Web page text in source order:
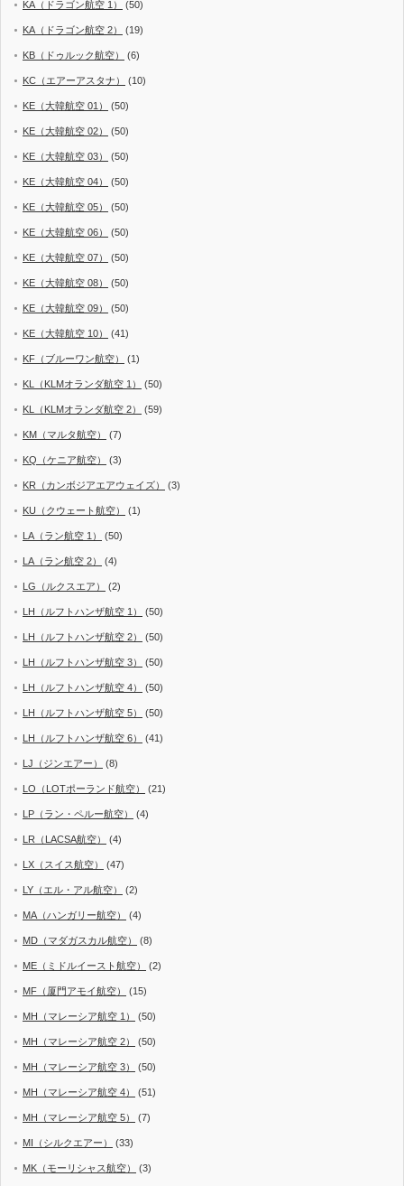
KA（ドラゴン航空 1） (50)
KA（ドラゴン航空 2） (19)
KB（ドゥルック航空） (6)
KC（エアーアスタナ） (10)
KE（大韓航空 01） (50)
KE（大韓航空 02） (50)
KE（大韓航空 03） (50)
KE（大韓航空 04） (50)
KE（大韓航空 05） (50)
KE（大韓航空 06） (50)
KE（大韓航空 07） (50)
KE（大韓航空 08） (50)
KE（大韓航空 09） (50)
KE（大韓航空 10） (41)
KF（ブルーワン航空） (1)
KL（KLMオランダ航空 1） (50)
KL（KLMオランダ航空 2） (59)
KM（マルタ航空） (7)
KQ（ケニア航空） (3)
KR（カンボジアエアウェイズ） (3)
KU（クウェート航空） (1)
LA（ラン航空 1） (50)
LA（ラン航空 2） (4)
LG（ルクスエア） (2)
LH（ルフトハンザ航空 1） (50)
LH（ルフトハンザ航空 2） (50)
LH（ルフトハンザ航空 3） (50)
LH（ルフトハンザ航空 4） (50)
LH（ルフトハンザ航空 5） (50)
LH（ルフトハンザ航空 6） (41)
LJ（ジンエアー） (8)
LO（LOTポーランド航空） (21)
LP（ラン・ペルー航空） (4)
LR（LACSA航空） (4)
LX（スイス航空） (47)
LY（エル・アル航空） (2)
MA（ハンガリー航空） (4)
MD（マダガスカル航空） (8)
ME（ミドルイースト航空） (2)
MF（厦門アモイ航空） (15)
MH（マレーシア航空 1） (50)
MH（マレーシア航空 2） (50)
MH（マレーシア航空 3） (50)
MH（マレーシア航空 4） (51)
MH（マレーシア航空 5） (7)
MI（シルクエアー） (33)
MK（モーリシャス航空） (3)